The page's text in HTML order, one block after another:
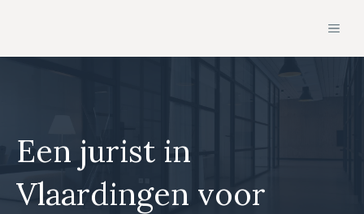
de
Een jurist in
Vlaardingen voor